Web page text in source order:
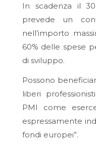
In scadenza il 30
prevede un
nell’importo
60% delle spese
di sviluppo.
Possono
liberi
PMI come
espressamente
fondi europei”.